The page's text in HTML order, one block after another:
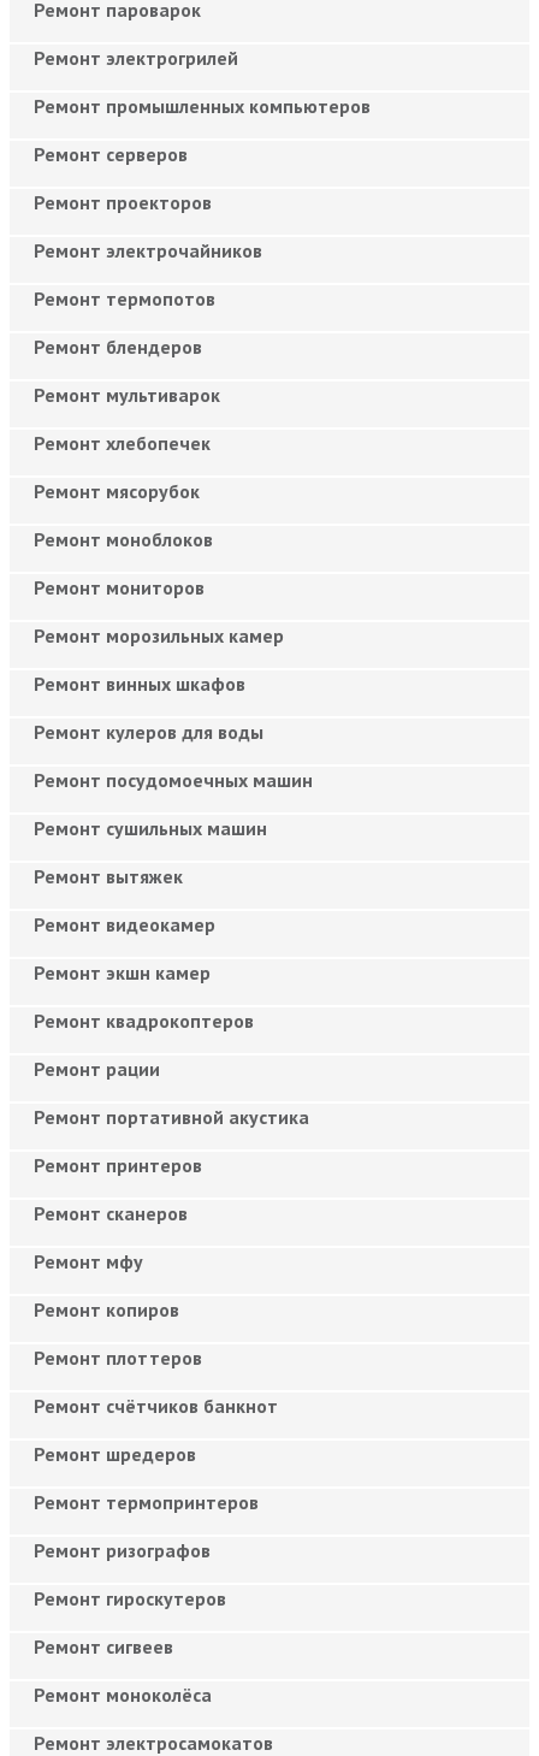
Ремонт пароварок
Ремонт электрогрилей
Ремонт промышленных компьютеров
Ремонт серверов
Ремонт проекторов
Ремонт электрочайников
Ремонт термопотов
Ремонт блендеров
Ремонт мультиварок
Ремонт хлебопечек
Ремонт мясорубок
Ремонт моноблоков
Ремонт мониторов
Ремонт морозильных камер
Ремонт винных шкафов
Ремонт кулеров для воды
Ремонт посудомоечных машин
Ремонт сушильных машин
Ремонт вытяжек
Ремонт видеокамер
Ремонт экшн камер
Ремонт квадрокоптеров
Ремонт рации
Ремонт портативной акустика
Ремонт принтеров
Ремонт сканеров
Ремонт мфу
Ремонт копиров
Ремонт плоттеров
Ремонт счётчиков банкнот
Ремонт шредеров
Ремонт термопринтеров
Ремонт ризографов
Ремонт гироскутеров
Ремонт сигвеев
Ремонт моноколёса
Ремонт электросамокатов